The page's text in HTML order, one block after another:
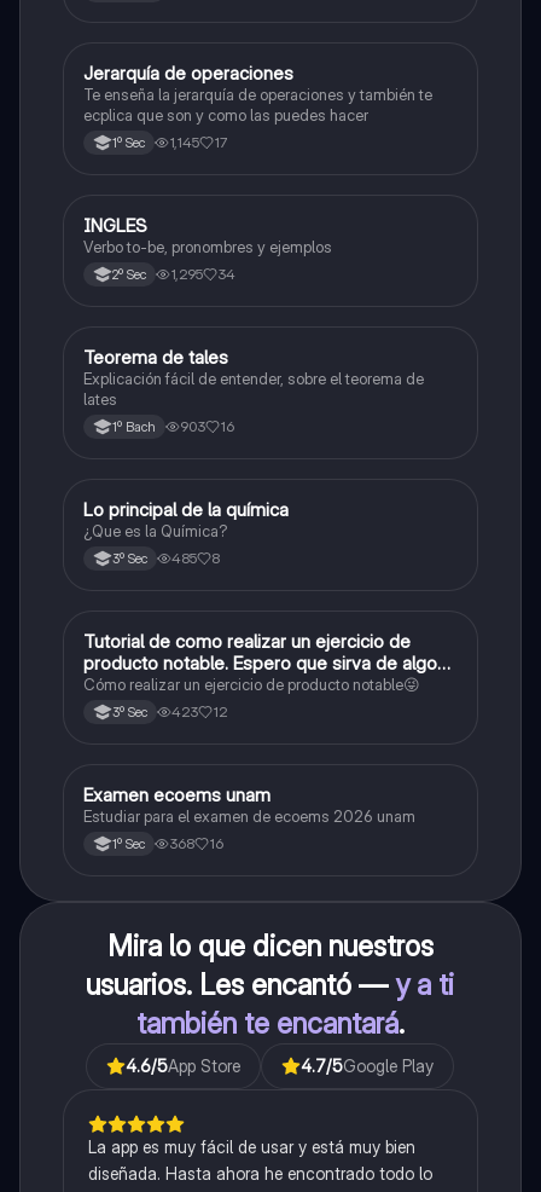
Matemáticas
Jerarquía de operaciones
Te enseña la jerarquía de operaciones y también te
ecplica que son y como las puedes hacer
1º Sec 1,145 17
Inglés
INGLES
Verbo to-be, pronombres y ejemplos
2º Sec 1,295 34
Matemáticas
Teorema de tales
Explicación fácil de entender, sobre el teorema de
lates
1º Bach 903 16
Química
Lo principal de la química
¿Que es la Química?
3º Sec 485 8
Matemáticas
Tutorial de como realizar un ejercicio de
producto notable. Espero que sirva de algo💕
😜
Cómo realizar un ejercicio de producto notable😜
3º Sec 423 12
Español
Examen ecoems unam
Estudiar para el examen de ecoems 2026 unam
1º Sec 368 16
Mira lo que dicen nuestros
usuarios. Les encantó —y a ti
también te encantará.
4.6/5App Store 4.7/5Google Play
La app es muy fácil de usar y está muy bien
diseñada. Hasta ahora he encontrado todo lo